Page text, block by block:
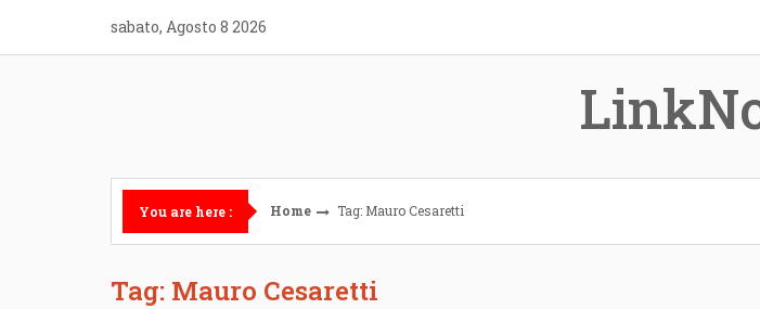
content
sabato, Agosto 8 2026
You are here : Home Tag: Mauro Cesaretti
Tag: Mauro Cesaretti